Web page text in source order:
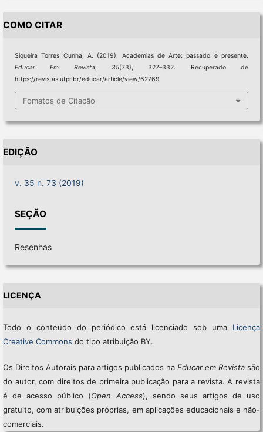
COMO CITAR
Siqueira Torres Cunha, A. (2019). Academias de Arte: passado e presente.
Educar Em Revista,35(73), 327–332. Recuperado de
https://revistas.ufpr.br/educar/article/view/62769
Fomatos de Citação
EDIÇÃO
v. 35 n. 73 (2019)
SEÇÃO
Resenhas
LICENÇA
Todo o conteúdo do periódico está licenciado sob uma Licença
Creative Commons do tipo atribuição BY.
Os Direitos Autorais para artigos publicados naEducar em Revista são
do autor, com direitos de primeira publicação para a revista. A revista
é de acesso público (Open Access), sendo seus artigos de uso
gratuito, com atribuições próprias, em aplicações educacionais e não-
comerciais.